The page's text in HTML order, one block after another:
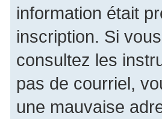
information était
inscription. Si
consultez les
pas de courriel,
une mauvaise